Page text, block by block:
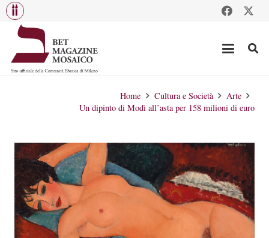
Home Cultura e Società
Arte
Un dipinto di Modì all’asta per 158 milioni di euro